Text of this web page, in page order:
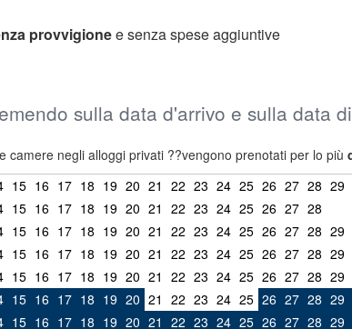
provvigionee senza spese aggiuntive
sulla data d'arrivo e sulla data
negli alloggi privati ??vengono prenotati per lo più
15 16 17 18 19 20 21 22 23 24 25 26 27 28 29
15 16 17 18 19 20 21 22 23 24 25 26 27 28
15 16 17 18 19 20 21 22 23 24 25 26 27 28 29
15 16 17 18 19 20 21 22 23 24 25 26 27 28 29
15 16 17 18 19 20 21 22 23 24 25 26 27 28 29
15 16 17 18 19 20 21 22 23 24 25 26 27 28 29
15 16 17 18 19 20 21 22 23 24 25 26 27 28 29